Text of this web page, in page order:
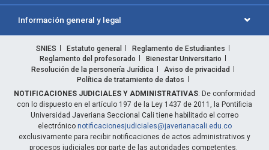
Información general y legal
SNIES Estatuto general
Reglamento de Estudiantes
Reglamento del profesorado
Bienestar Universitario
Resolución de la personería Jurídica
Aviso de privacidad
Política de tratamiento de datos
NOTIFICACIONES JUDICIALES Y ADMINISTRATIVAS: De conformidad
con lo dispuesto en el artículo 197 de la Ley 1437 de 2011, la Pontificia
Universidad Javeriana Seccional Cali tiene habilitado el correo
electrónico notificacionesjudiciales@javerianacali.edu.co
exclusivamente para recibir notificaciones de actos administrativos y
procesos judiciales por parte de las autoridades competentes.